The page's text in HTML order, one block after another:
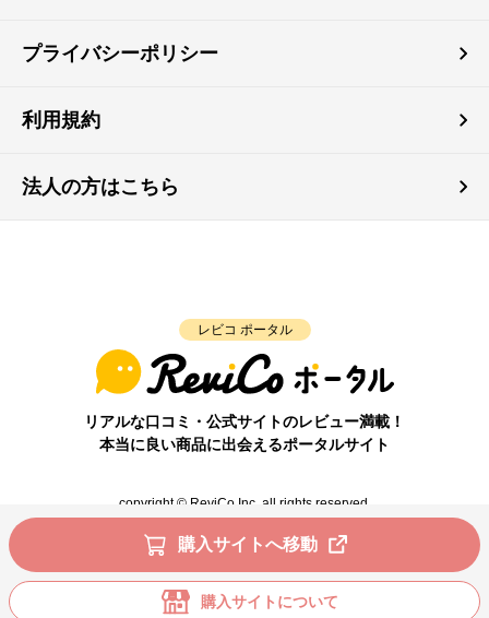
購入サイトへ移動
購入サイトについて
プライバシーポリシー
利用規約
法人の方はこちら
レビコ ポータル
リアルな口コミ・公式サイトのレビュー満載！
本当に良い商品に出会えるポータルサイト
copyright © ReviCo Inc. all rights reserved.